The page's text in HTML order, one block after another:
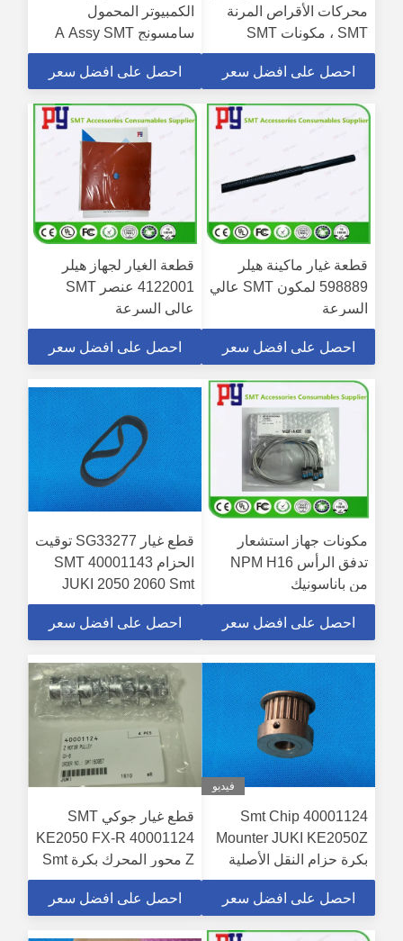
محركات الأقراص المرنة
SMT ، مكونات SMT
N902YD70-242
KXFP5ZDAA00
احصل على افضل سعر
الكمبيوتر المحمول
سامسونج A Assy SMT
Components ST41-
PW036 CNSMT
احصل على افضل سعر
قطعة غيار ماكينة هيلر
598889 لمكون SMT عالي
السرعة
احصل على افضل سعر
قطعة الغيار لجهاز هيلر
4122001 عنصر SMT
عالي السرعة
احصل على افضل سعر
مكونات جهاز استشعار
تدفق الرأس NPM H16
من باناسونيك
N510068525AA /
N510054834AA /
احصل على افضل سعر
قطع غيار SG33277 توقيت
الحزام SMT 40001143
JUKI 2050 2060 Smt
Chip Mounter
احصل على افضل سعر
فيديو
40001124 Smt Chip
Mounter JUKI KE2050Z
بكرة حزام النقل الأصلية
الجديدة
احصل على افضل سعر
قطع غيار جوكي SMT
KE2050 FX-R 40001124
Z محور المحرك بكرة Smt
Pcb معدات التجميع
احصل على افضل سعر